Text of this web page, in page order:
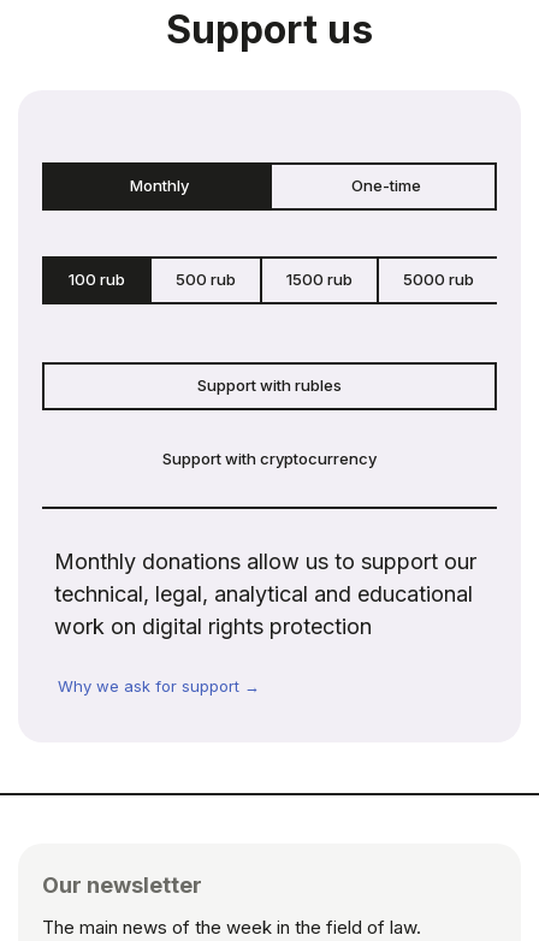
Support us
Monthly One-time
100 rub 500 rub 1500 rub 5000 rub
Support with rubles
Support with cryptocurrency
Monthly donations allow us to support our
technical, legal, analytical and educational
work on digital rights protection
Why we ask for support →
Our newsletter
The main news of the week in the field of law.